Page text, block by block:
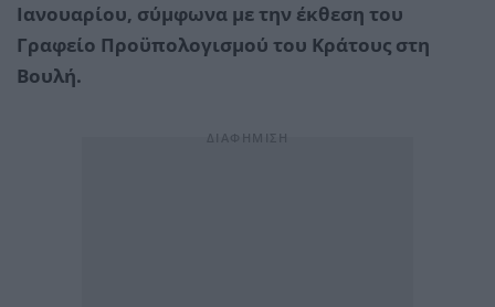
Ιανουαρίου, σύμφωνα με την έκθεση του
Γραφείο Προϋπολογισμού του Κράτους στη
Βουλή.